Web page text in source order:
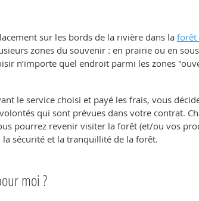
sur les bords de la rivière dans la forêt
zones du souvenir : en prairie ou en
n’importe quel endroit parmi les zones
le service choisi et payé les frais, vous
qui sont prévues dans votre contrat.
pourrez revenir visiter la forêt (et/ou vos
sécurité et la tranquillité de la forêt.
moi ?